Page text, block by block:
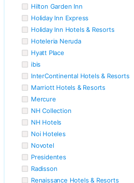
Hilton Garden Inn
Holiday Inn Express
Holiday Inn Hotels & Resorts
Hoteleria Neruda
Hyatt Place
ibis
InterContinental Hotels & Resorts
Marriott Hotels & Resorts
Mercure
NH Collection
NH Hotels
Noi Hoteles
Novotel
Presidentes
Radisson
Renaissance Hotels & Resorts